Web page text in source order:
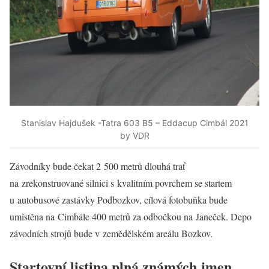
Stanislav Hajdušek -Tatra 603 B5 – Eddacup Cimbál 2021
by VDR
Závodníky bude čekat 2 500 metrů dlouhá trať
na zrekonstruované silnici s kvalitním povrchem se startem
u autobusové zastávky Podbozkov, cílová fotobuňka bude
umístěna na Cimbále 400 metrů za odbočkou na Janeček. Depo
závodních strojů bude v zemědělském areálu Bozkov.